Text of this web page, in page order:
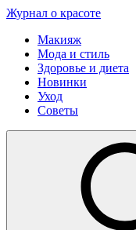
Журнал о красоте
Макияж
Мода и стиль
Здоровье и диета
Новинки
Уход
Советы